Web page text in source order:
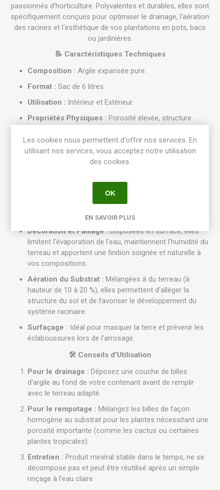
passionnés d'horticulture. Polyvalentes et durables, elles sont
spécifiquement conçues pour optimiser le drainage, l'aération
des racines et l'esthétique de vos plantations en pots, bacs
ou jardinières.
📝 Caractéristiques Techniques
Composition : Argile expansée pure.
Format : Sac de 6 litres.
Utilisation : Intérieur et Extérieur.
Propriétés Physiques : Porosité élevée, structure
Code-barres (EAN) :3121970183108.
Naturen (Evergreen Garden Care).
Placées au fond du pot sur une
épaisseur de 3 à 5 cm, elles empêchent l'asphyxie
radiculaire en facilitant l'évacuation de l'excès d'eau.
Décoration et Paillage :Disposées en surface, elles
limitent l'évaporation de l'eau, maintiennent l'humidité du
terreau et apportent une finition soignée et naturelle à
vos compositions.
Aération du Substrat : Mélangées à du terreau (à
hauteur de 10 à 20 %), elles permettent d'alléger la
structure du sol et de favoriser le développement du
système racinaire.
Surfaçage : Idéal pour masquer la terre et prévenir les
éclaboussures lors de l'arrosage.
🛠️ Conseils d'Utilisation
Pour le drainage : Déposez une couche de billes
d'argile au fond de votre contenant avant de remplir
avec le terreau adapté.
Pour le rempotage : Mélangez les billes de façon
homogène au substrat pour les plantes nécessitant une
porosité importante (comme les cactus ou certaines
plantes tropicales).
Entretien : Produit minéral stable dans le temps, ne se
décompose pas et peut être réutilisé après un simple
rinçage à l'eau claire.
Les cookies nous permettent d'offrir nos services. En
utilisant nos services, vous acceptez notre utilisation
des cookies.
OK
EN SAVOIR PLUS